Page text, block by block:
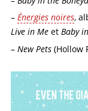
Énergies noires,
Live in Me etBaby
New Pets (Hollow